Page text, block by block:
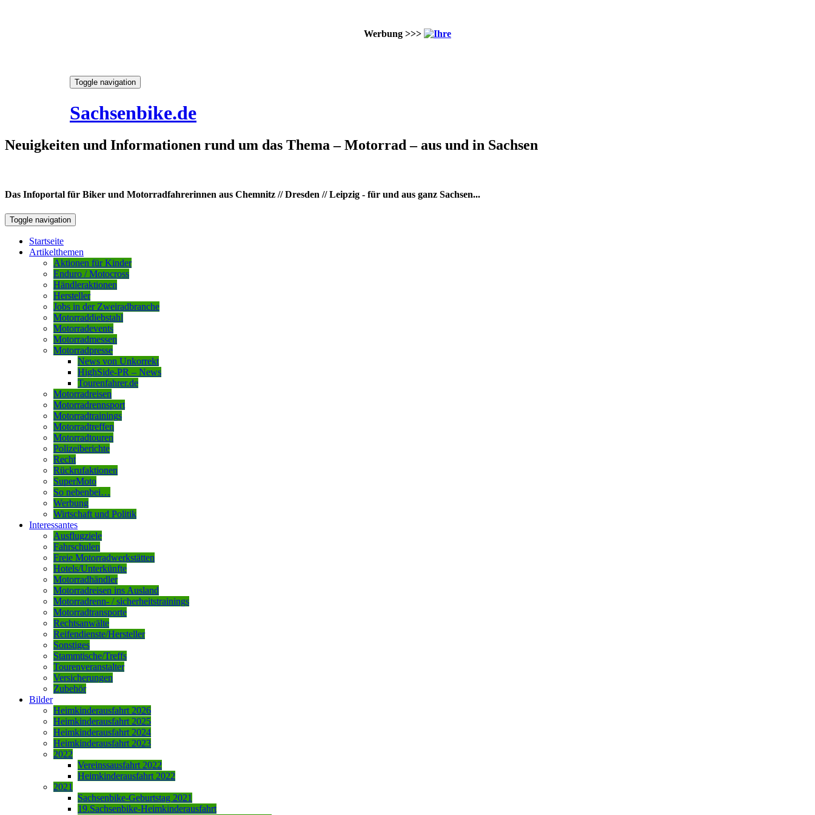
Werbung >>>
Toggle navigation
Sachsenbike.de
Neuigkeiten und Informationen rund um das Thema – Motorrad – aus und in Sachsen
Das Infoportal für Biker und Motorradfahrerinnen aus Chemnitz // Dresden // Leipzig - für und aus ganz Sachsen...
Toggle navigation
Startseite
Artikelthemen
Aktionen für Kinder
Enduro / Motocross
Händleraktionen
Hersteller
Jobs in der Zweiradbranche
Motorraddiebstahl
Motorradevents
Motorradmessen
Motorradpresse
News von Unkorrekt
HighSide-PR – News
Tourenfahrer.de
Motorradreisen
Motorradrennsport
Motorradtrainings
Motorradtreffen
Motorradtouren
Polizeiberichte
Recht
Rückrufaktionen
SuperMoto
So nebenbei…
Werbung
Wirtschaft und Politik
Interessantes
Ausflugziele
Fahrschulen
Freie Motorradwerkstätten
Hotels/Unterkünfte
Motorradhändler
Motorradreisen ins Ausland
Motorradrenn- / sicherheitstrainings
Motorradtransporte
Rechtsanwälte
Reifendienste/Hersteller
Sonstiges
Stammtische/Treffs
Tourenveranstalter
Versicherungen
Zubehör
Bilder
Heimkinderausfahrt 2026
Heimkinderausfahrt 2025
Heimkinderausfahrt 2024
Heimkinderausfahrt 2023
2022
Vereinssausfahrt 2022
Heimkinderausfahrt 2022
2021
Sachsenbike-Geburtstag 2021
19.Sachsenbike-Heimkinderausfahrt